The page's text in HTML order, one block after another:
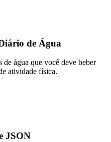
de Água
água que você deve beber
atividade física.
JSON